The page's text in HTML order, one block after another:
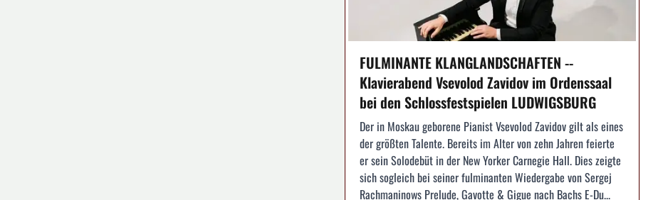
FULMINANTE KLANGLANDSCHAFTEN --
Klavierabend Vsevolod Zavidov im Ordenssaal
bei den Schlossfestspielen LUDWIGSBURG
Der in Moskau geborene Pianist Vsevolod Zavidov gilt als eines
der größten Talente. Bereits im Alter von zehn Jahren feierte
er sein Solodebüt in der New Yorker Carnegie Hall. Dies zeigte
sich sogleich bei seiner fulminanten Wiedergabe von Sergej
Rachmaninows Prelude, Gavotte & Gigue nach Bachs E-Du...